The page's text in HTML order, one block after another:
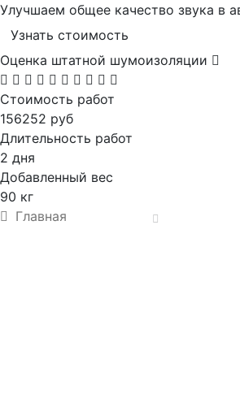
Улучшаем общее качество звука в
Узнать стоимость
Оценка штатной шумоизоляции
Стоимость работ
156252 руб
Длительность работ
2 дня
Добавленный вес
90 кг
Главная